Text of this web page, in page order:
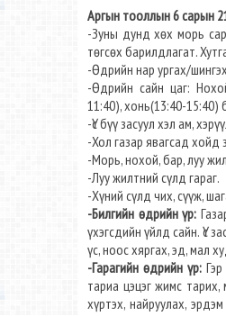
Аргын тооллын 6 сарын
-Зуны дунд хөх морь
төгсөх барилдлагат.
-Өдрийн нар ургах/
-Өдрийн сайн цаг:
11:40), хонь(13:40-15:40)
-Үс бүү засуул хэл ам,
-Хол газар явагсад хойд
-Морь, нохой, бар, луу
-Луу жилтний сүлд гараг.
-Хүний сүлд чих, сүүж,
-Билгийн өдрийн үр:
үхэгсдийн үйлд сайн. Үс
үс, ноос хяргах, эд, мал
-Гарагийн өдрийн үр:
тариа цэцэг жимс тарих,
хүртэх, найруулах,